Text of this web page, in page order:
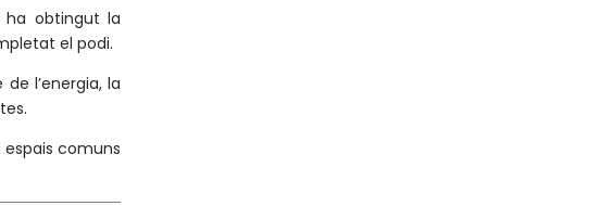
ha obtingut la
el podi.
l’energia, la
comuns